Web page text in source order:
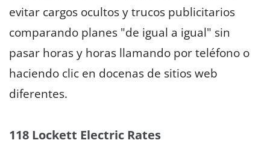
evitar cargos ocultos y trucos publicitarios
comparando planes "de igual a igual" sin
pasar horas y horas llamando por teléfono o
haciendo clic en docenas de sitios web
diferentes.
118 Lockett Electric Rates